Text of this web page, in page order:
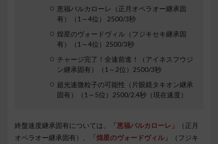
恵福バルカローレ（正月オペラオー継承固
有）（1～4位） 2500/3秒
煌星のヴォードヴィル（フジキセキ継承固
有）（1～4位）2500/3秒
チャージ完了！全速前進！（アイネスフウジ
ン継承固有）（1～2位）2500/3秒
超光速微粒子の可能性（片眼鏡タキオン継承
固有）（1～5位）2500/2.4秒（現在速度）
終盤速度継承固有については、 「恵福バルカローレ」
（正月
オペラオー継承固有）、
「煌星のヴォードヴィル」
（フジキ